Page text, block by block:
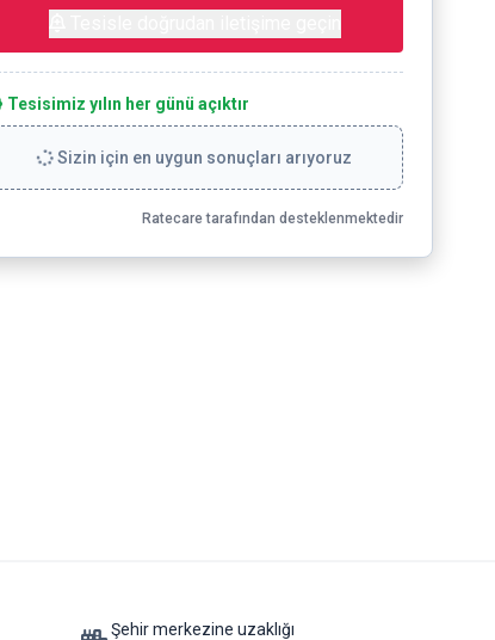
Tesisimiz yılın her günü açıktır
Sizin için en uygun sonuçları arıyoruz
Ratecare tarafından desteklenmektedir
Şehir merkezine uzaklığı